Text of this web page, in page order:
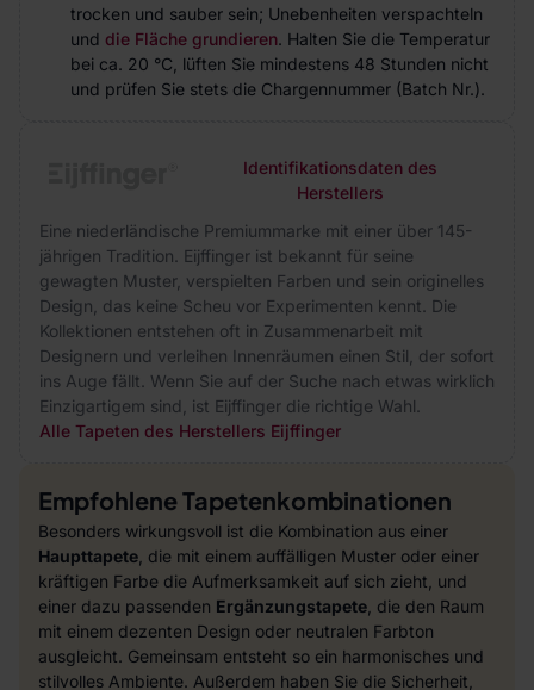
trocken und sauber sein; Unebenheiten verspachteln
und die Fläche grundieren. Halten Sie die Temperatur
bei ca. 20 °C, lüften Sie mindestens 48 Stunden nicht
und prüfen Sie stets die Chargennummer (Batch Nr.).
Identifikationsdaten des
Herstellers
Eine niederländische Premiummarke mit einer über 145-
jährigen Tradition. Eijffinger ist bekannt für seine
gewagten Muster, verspielten Farben und sein originelles
Design, das keine Scheu vor Experimenten kennt. Die
Kollektionen entstehen oft in Zusammenarbeit mit
Designern und verleihen Innenräumen einen Stil, der sofort
ins Auge fällt. Wenn Sie auf der Suche nach etwas wirklich
Einzigartigem sind, ist Eijffinger die richtige Wahl.
Alle Tapeten des Herstellers Eijffinger
Empfohlene Tapetenkombinationen
Besonders wirkungsvoll ist die Kombination aus einer
Haupttapete , die mit einem auffälligen Muster oder einer
kräftigen Farbe die Aufmerksamkeit auf sich zieht, und
einer dazu passenden Ergänzungstapete , die den Raum
mit einem dezenten Design oder neutralen Farbton
ausgleicht. Gemeinsam entsteht so ein harmonisches und
stilvolles Ambiente. Außerdem haben Sie die Sicherheit,